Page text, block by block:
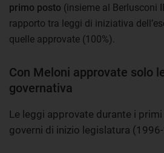
primo posto (insieme al Berlusconi
rapporto tra leggi di iniziativa
quelle approvate (100%).
Con Meloni approvate solo
governativa
Le leggi approvate durante i
governi di inizio legislatura